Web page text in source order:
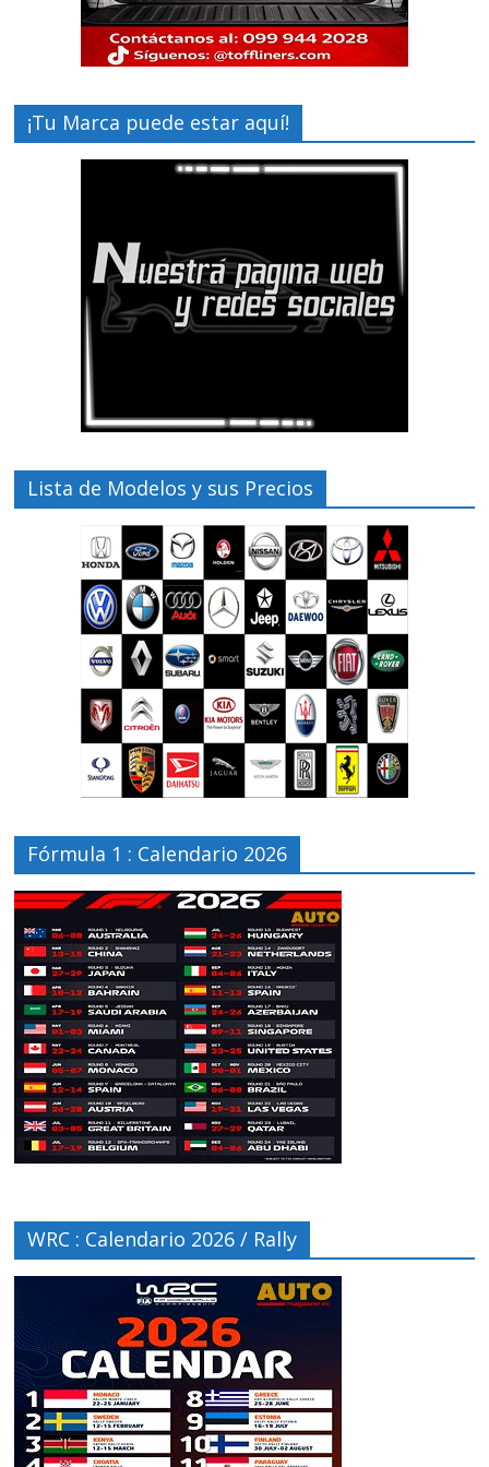
¡Tu Marca puede estar aquí!
Lista de Modelos y sus Precios
Fórmula 1 : Calendario 2026
WRC : Calendario 2026 / Rally